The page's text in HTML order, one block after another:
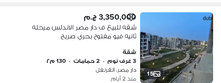
15
3,350,000 ج.م
شقه للبيع ف دار مصر الاندلس مرحله
ثانيه فيو مفتوح بحري صريح
شقة
3 غرف نوم
• 2 حمامات • 130 م٢
دار مصر، القرنفل
منذ 2 أيام